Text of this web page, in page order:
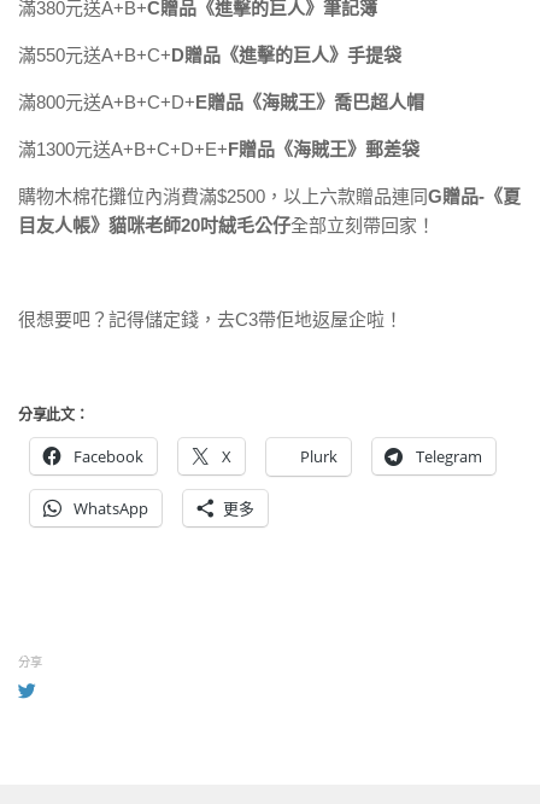
滿380元送A+B+C贈品《進擊的巨人》筆記簿
滿550元送A+B+C+D贈品《進擊的巨人》手提袋
滿800元送A+B+C+D+E贈品《海賊王》喬巴超人帽
滿1300元送A+B+C+D+E+F贈品《海賊王》郵差袋
購物木棉花攤位內消費滿$2500，以上六款贈品連同G贈品-《夏
目友人帳》貓咪老師20吋絨毛公仔全部立刻帶回家！
很想要吧？記得儲定錢，去C3帶佢地返屋企啦！
分享此文：
Facebook X Plurk Telegram
WhatsApp 更多
分享